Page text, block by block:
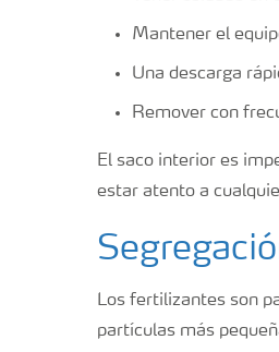
Mantener el
Una descarga
Remover con
El saco interior es
estar atento a
Los fertilizantes son
partículas más